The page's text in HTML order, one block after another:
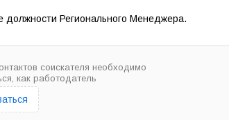
должности Регионального Менеджера.
соискателя необходимо
как работодатель